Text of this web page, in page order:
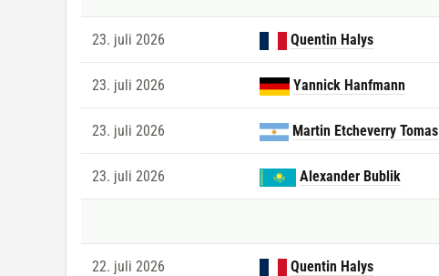
23. juli 2026 Quentin Halys
23. juli 2026 Yannick Hanfmann
23. juli 2026 Martin Etcheverry Tomas
23. juli 2026 Alexander Bublik
22. juli 2026 Quentin Halys